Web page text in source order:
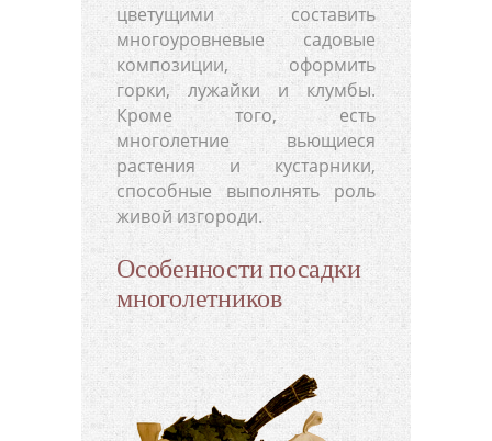
цветущими составить
многоуровневые садовые
композиции, оформить
горки, лужайки и клумбы.
Кроме того, есть
многолетние вьющиеся
растения и кустарники,
способные выполнять роль
живой изгороди.
Особенности посадки
многолетников